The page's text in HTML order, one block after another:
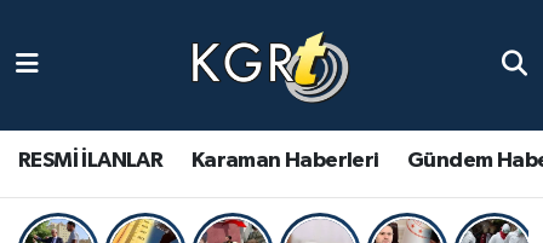
RESMİ İLANLAR Karaman Haberleri Gündem
Gündem Haberleri
Güncel Haberler